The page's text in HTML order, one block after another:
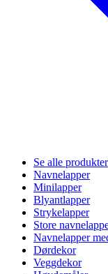
Se alle produkter
Navnelapper
Minilapper
Blyantlapper
Strykelapper
Store
Navnelapper
Dørdekor
Veggdekor